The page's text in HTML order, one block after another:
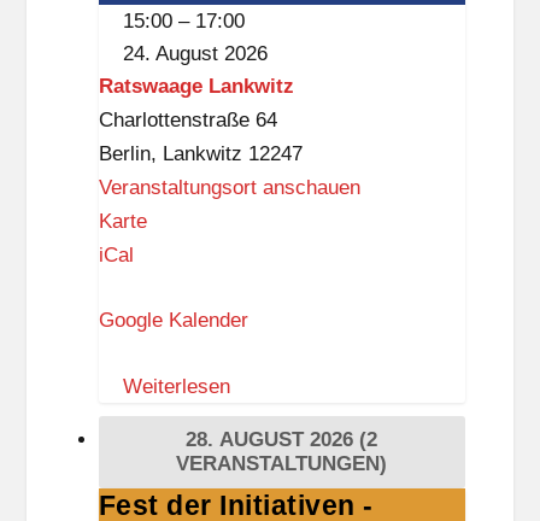
15:00 – 17:00
24. August 2026
Ratswaage Lankwitz
Charlottenstraße 64
Berlin, Lankwitz 12247
Veranstaltungsort anschauen
KarteR
s
a
a
e
iCal
Google Kalender
Weiterlesen
28. AUGUST 2026 (2
VERANSTALTUNGEN)
Fest
Fest der Initiativen -